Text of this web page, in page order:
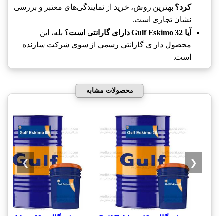
کرد؟ بهترین روش، خرید از نمایندگی‌های معتبر و بررسی
نشان تجاری است.
آیا Gulf Eskimo 32 دارای گارانتی است؟
بله، این
محصول دارای گارانتی رسمی از سوی شرکت سازنده
است.
محصولات مشابه
❮
❯